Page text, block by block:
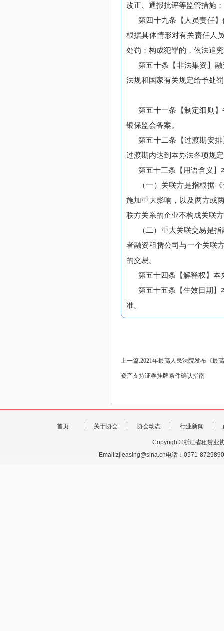
改正、通报批评等监管措施
第四十九条【人员责任
根据具体情形对有关责任人
处罚；构成犯罪的，依法追
第五十条【非法集资】
法规和国家有关规定给予处
第五十一条【制定细则
银保监会备案。
第五十二条【过渡期安
过渡期内达到本办法各项规
第五十三条【用语含义
（一）关联方是指根据
施加重大影响，以及两方或
联方关系的企业不构成关联
（二）重大关联交易是
者融资租赁公司与一个关联
的交易。
第五十四条【解释权】
第五十五条【生效日期
准。
上一篇:2021年最高人民法院发布《最
资产支持证券挂牌条件确认指南
首页 关于协会 协会动态 行业新闻
Copyright©浙江省租赁业
Email:zjleasing@sina.cn电话：0571-